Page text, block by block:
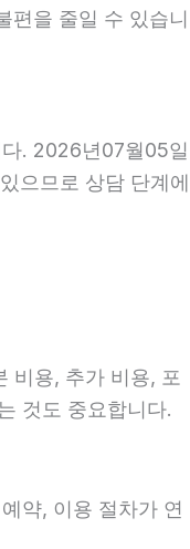
편을 줄일 수 있습니
. 2026년07월05일
으므로 상담 단계에
비용, 추가 비용, 포
것도 중요합니다.
약, 이용 절차가 연